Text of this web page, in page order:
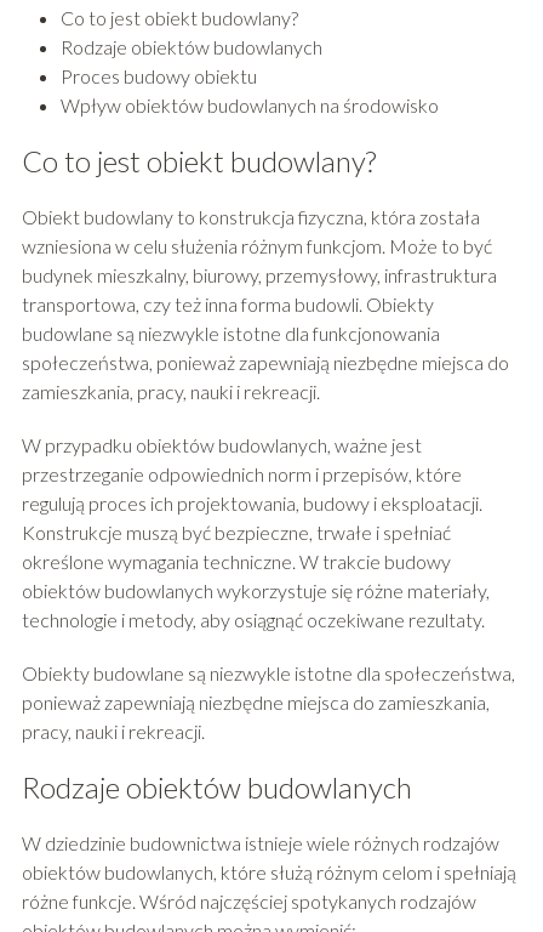
Co to jest obiekt budowlany?
Rodzaje obiektów budowlanych
Proces budowy obiektu
Wpływ obiektów budowlanych na środowisko
Co to jest obiekt budowlany?
Obiekt budowlany to konstrukcja fizyczna, która została
wzniesiona w celu służenia różnym funkcjom. Może to być
budynek mieszkalny, biurowy, przemysłowy, infrastruktura
transportowa, czy też inna forma budowli. Obiekty
budowlane są niezwykle istotne dla funkcjonowania
społeczeństwa, ponieważ zapewniają niezbędne miejsca do
zamieszkania, pracy, nauki i rekreacji.
W przypadku obiektów budowlanych, ważne jest
przestrzeganie odpowiednich norm i przepisów, które
regulują proces ich projektowania, budowy i eksploatacji.
Konstrukcje muszą być bezpieczne, trwałe i spełniać
określone wymagania techniczne. W trakcie budowy
obiektów budowlanych wykorzystuje się różne materiały,
technologie i metody, aby osiągnąć oczekiwane rezultaty.
Obiekty budowlane są niezwykle istotne dla społeczeństwa,
ponieważ zapewniają niezbędne miejsca do zamieszkania,
pracy, nauki i rekreacji.
Rodzaje obiektów budowlanych
W dziedzinie budownictwa istnieje wiele różnych rodzajów
obiektów budowlanych, które służą różnym celom i spełniają
różne funkcje. Wśród najczęściej spotykanych rodzajów